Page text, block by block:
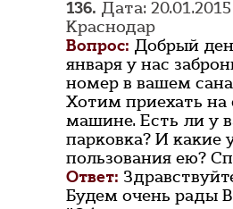
136. Дата: 20.01.2015
Краснодар
Вопрос: Добрый
января у нас
номер в вашем
Хотим приехать на
машине. Есть ли у
парковка? И какие
пользования ею?
Ответ:
Будем очень рады